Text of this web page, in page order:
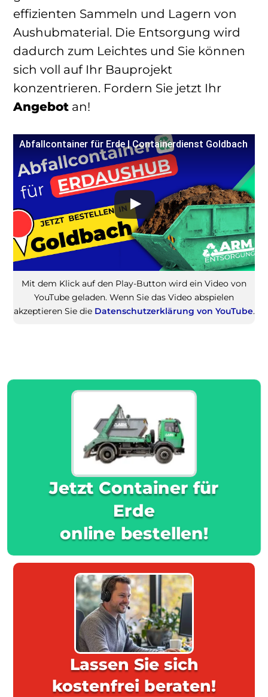
effizienten Sammeln und Lagern von
Aushubmaterial. Die Entsorgung wird
dadurch zum Leichtes und Sie können
sich voll auf Ihr Bauprojekt
konzentrieren. Fordern Sie jetzt Ihr
Angebot an!
Abfallcontainer für Erde | Containerdienst Goldbach
Mit dem Klick auf den Play-Button wird ein Video von
YouTube geladen. Wenn Sie das Video abspielen
akzeptieren Sie die Datenschutzerklärung von YouTube.
Jetzt Container für
Erde
online bestellen!
Lassen Sie sich
kostenfrei beraten!